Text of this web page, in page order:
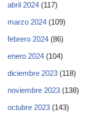
abril 2024 (117)
marzo 2024 (109)
febrero 2024 (86)
enero 2024 (104)
diciembre 2023 (118)
noviembre 2023 (138)
octubre 2023 (143)